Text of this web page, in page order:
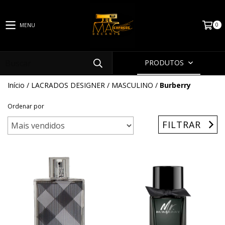
MENU 0
PRODUTOS
Início / LACRADOS DESIGNER / MASCULINO / Burberry
Ordenar por
FILTRAR